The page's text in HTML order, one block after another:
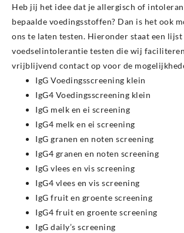
Heb jij het idee dat je allergisch of
bepaalde voedingsstoffen? Dan is het ook
ons te laten testen. Hieronder staat een lijst
voedselintolerantie testen die wij
vrijblijvend contact op voor de
IgG Voedingsscreening klein
IgG4 Voedingsscreening klein
IgG melk en ei screening
IgG4 melk en ei screening
IgG granen en noten screening
IgG4 granen en noten screening
IgG vlees en vis screening
IgG4 vlees en vis screening
IgG fruit en groente screening
IgG4 fruit en groente screening
IgG daily’s screening